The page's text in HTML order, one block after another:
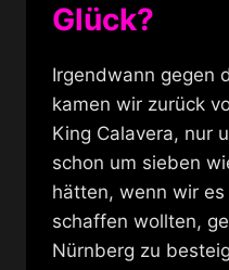
Glück?
Irgendwann gegen
kamen wir zurück
King Calavera, nur
schon um sieben
hätten, wenn wir
schaffen wollten,
Nürnberg zu